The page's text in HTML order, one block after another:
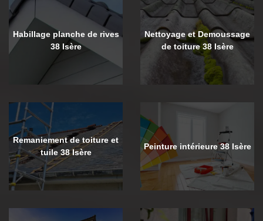
Habillage planche de rives
38 Isère
Nettoyage et Demoussage
de toiture 38 Isère
Remaniement de toiture et
tuile 38 Isère
Peinture intérieure 38 Isère